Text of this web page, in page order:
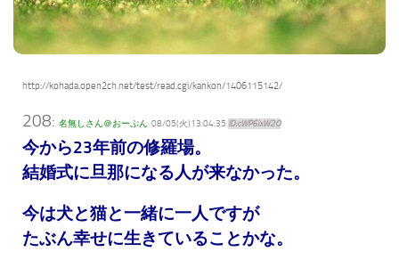
http://kohada.open2ch.net/test/read.cgi/kankon/1406115142/
208: 名無しさん＠おーぷん 08/05(火)13:04:35 ID:cWP6ixW2O
今から23年前の修羅場。
結婚式に旦那になる人が来なかった。
今は犬と猫と一緒に一人ですが
たぶん幸せに生きていることかな。